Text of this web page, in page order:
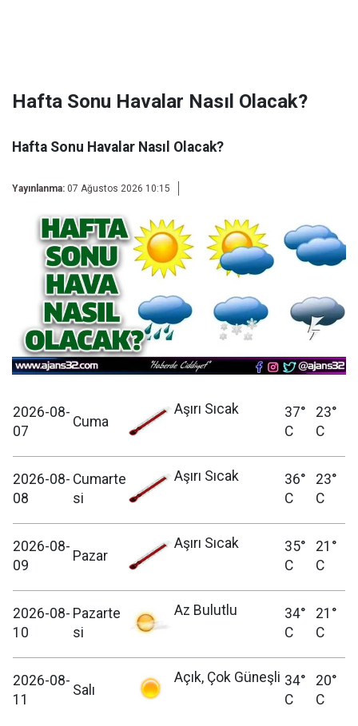
Hafta Sonu Havalar Nasıl Olacak?
Hafta Sonu Havalar Nasıl Olacak?
Yayınlanma: 07 Ağustos 2026 10:15
2026-08-
07
Cuma
Aşırı Sıcak
37°
C
23°
C
2026-08-
08
Cumarte
si
Aşırı Sıcak
36°
C
23°
C
2026-08-
09
Pazar
Aşırı Sıcak
35°
C
21°
C
2026-08-
10
Pazarte
si
Az Bulutlu
34°
C
21°
C
2026-08-
11
Salı
Açık, Çok Güneşli 34°
C
20°
C